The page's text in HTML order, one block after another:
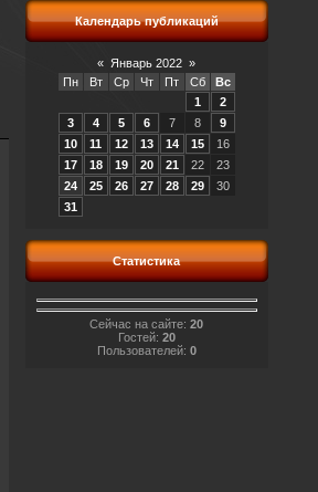
Календарь публикаций
« Январь 2022 »
Пн
Вт Ср Чт Пт Сб
Вс
1
2
3
4 5 6 7 8
9
10
11 12 13 14 15
16
17
18 19 20 21 22
23
24
25 26 27 28 29
30
31
Статистика
Сейчас на сайте: 20
Гостей: 20
Пользователей: 0